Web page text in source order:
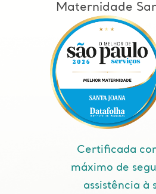
Maternidade
Certificada
máximo de
assistência à